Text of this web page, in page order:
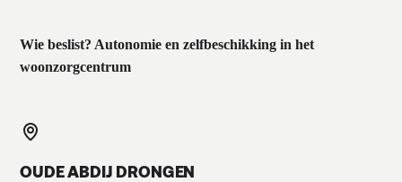
Wie beslist? Autonomie en zelfbeschikking in het
woonzorgcentrum
OUDE ABDIJ DRONGEN